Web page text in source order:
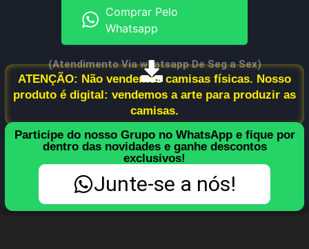
Comprar Pelo
Whatsapp
(Atendimento Via whatsapp De Seg a Sex)
ATENÇÃO: Não vendemos camisas físicas. Nosso
produto é digital: vendemos a arte para produzir as
camisas.
Participe do nosso Grupo no WhatsApp e fique por
dentro das novidades e ganhe descontos
exclusivos!
Junte-se a nós!